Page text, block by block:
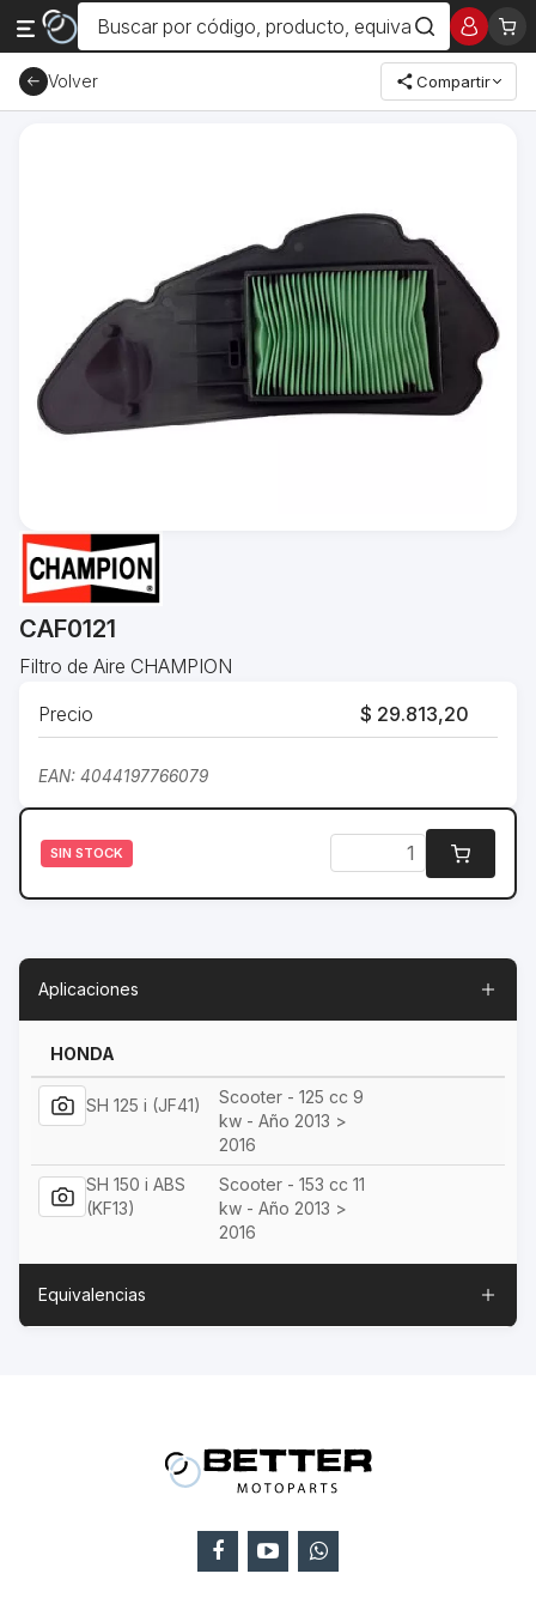
Volver Compartir
CAF0121
Filtro de Aire CHAMPION
Precio
$ 29.813,20
EAN: 4044197766079
SIN STOCK
Aplicaciones
HONDA
SH 125 i (JF41)
Scooter - 125 cc 9
kw - Año 2013 >
2016
SH 150 i ABS
(KF13)
Scooter - 153 cc 11
kw - Año 2013 >
2016
Equivalencias